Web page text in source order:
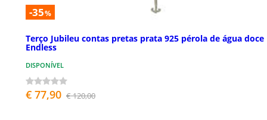
-35%
Terço Jubileu contas pretas prata 925 pérola de água doce
Endless
DISPONÍVEL
€ 77,90 € 120,00